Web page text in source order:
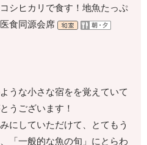
シヒカリで食す！地魚たっぷ
食同源会席
うな小さな宿をを覚えていて
うございます！
にしていただけて、とてもう
「一般的な魚の旬」にとらわ